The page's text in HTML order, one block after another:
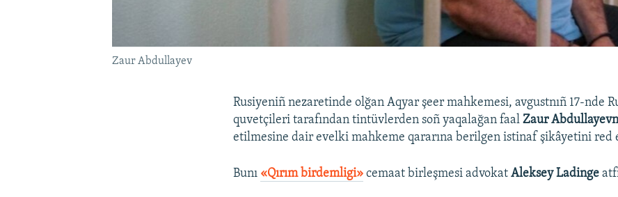
Zaur Abdullayev
Rusiyeniñ nezaretinde olğan Aqyar şeer mahkemesi, avgustnıñ 17-nde
quvetçileri tarafından tintüvlerden soñ yaqalağan faalZaur
etilmesine dair evelki mahkeme qararına berilgen istinaf şikâyetini red
Bunı «Qırım birdemligi» cemaat birleşmesi advokatAleksey Ladinge